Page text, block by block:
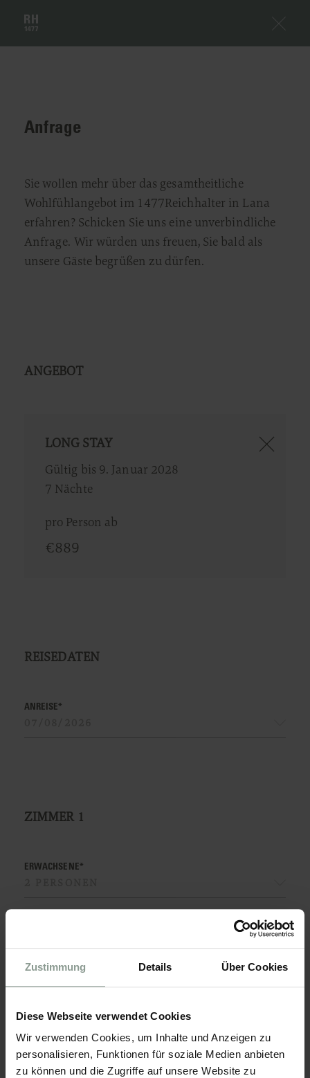
Zustimmung Details Über Cookies
Diese Webseite verwendet Cookies
Wir verwenden Cookies, um Inhalte und Anzeigen zu
personalisieren, Funktionen für soziale Medien anbieten
zu können und die Zugriffe auf unsere Website zu
Anfrage
Sie wollen mehr über das gesamtheitliche
Wohlfühlangebot im 1477Reichhalter in Lana
erfahren? Schicken Sie uns eine unverbindliche
Anfrage. Wir würden uns freuen, Sie bald als
unsere Gäste begrüßen zu dürfen.
ANGEBOT
LONG STAY
Gültig bis 9. Januar 2028
7 Nächte
pro Person ab
€889
REISEDATEN
ANREISE*
ZIMMER 1
ERWACHSENE*
ZIMMERKATEGORIE*